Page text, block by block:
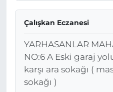
Çalışkan Eczanesi
YARHASANLAR
NO:6 A Eski garaj
karşı ara sokağı (
sokağı )